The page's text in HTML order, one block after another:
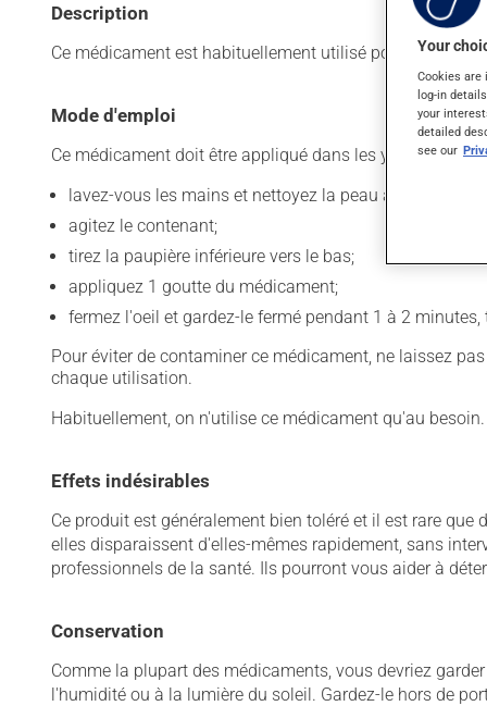
Description
Ce médicament est habituellement utilisé pour soulager
Mode d'emploi
Ce médicament doit être appliqué dans les yeux. Pour
lavez-vous les mains et nettoyez la peau autour des
agitez le contenant;
tirez la paupière inférieure vers le bas;
appliquez 1 goutte du médicament;
fermez l'oeil et gardez-le fermé pendant 1 à 2
Pour éviter de contaminer ce médicament, ne laissez
chaque utilisation.
Habituellement, on n'utilise ce médicament qu'au besoin.
Effets indésirables
Ce produit est généralement bien toléré et il est rare
elles disparaissent d'elles-mêmes rapidement, sans
professionnels de la santé. Ils pourront vous aider à
Conservation
Comme la plupart des médicaments, vous devriez
l'humidité ou à la lumière du soleil. Gardez-le hors de
Your
Cookies are
log-in
your
detailed
see our